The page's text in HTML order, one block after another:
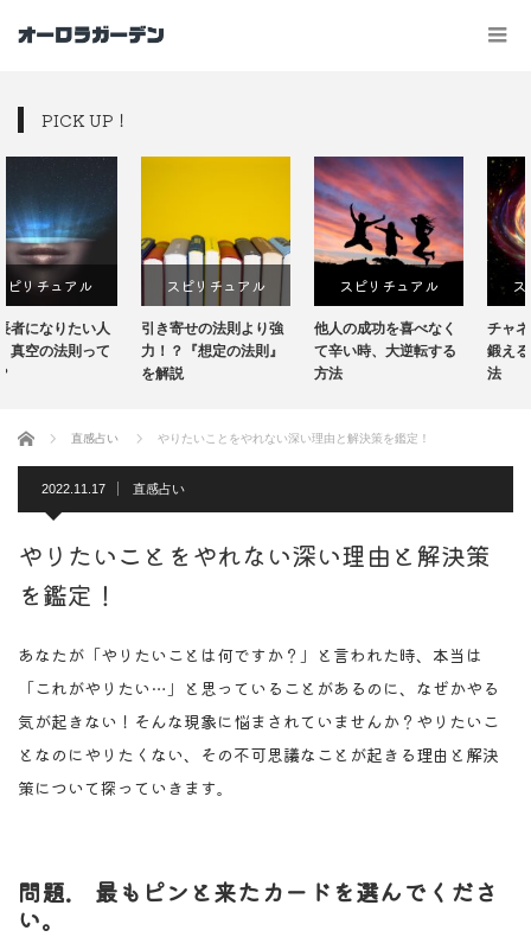
PICK UP！
スピリチュアル
引き寄せの法則より強
力！？『想定の法則』
スピリチュアル
他人の成功を喜べなく
て辛い時、大逆転する
スピリチュアル
チャネリングの能力を
鍛えるトレーニング方
ホーム 直感占い やりたいことをやれない深い理由と解決策を鑑定！
2022.11.17 直感占い
やりたいことをやれない深い理由と解決策
を鑑定！
あなたが「やりたいことは何ですか？」と言われた時、本当は
「これがやりたい…」と思っていることがあるのに、なぜかやる
気が起きない！そんな現象に悩まされていませんか？やりたいこ
となのにやりたくない、その不可思議なことが起きる理由と解決
策について探っていきます。
問題. 最もピンと来たカードを選んでくださ
い。